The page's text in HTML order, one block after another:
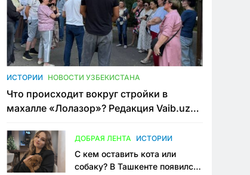
ИСТОРИИ НОВОСТИ УЗБЕКИСТАНА
Что происходит вокруг стройки в
махалле «Лолазор»? Редакция Vaib.uz
конфликта
ДОБРАЯ ЛЕНТА ИСТОРИИ
С кем оставить кота или
собаку? В Ташкенте появился